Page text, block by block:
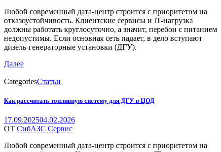
Любой современный дата-центр строится с приоритетом на
отказоустойчивость. Клиентские сервисы и IT-нагрузка
должны работать круглосуточно, а значит, перебои с питанием
недопустимы. Если основная сеть падает, в дело вступают
дизель-генераторные установки (ДГУ).
Далее
CategoriesСтатьи
Как рассчитать топливную систему для ДГУ в ЦОД
17.09.202504.02.2026
ОТ СибАЗС Сервис
Любой современный дата-центр строится с приоритетом на